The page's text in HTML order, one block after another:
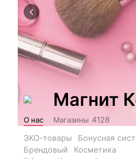
Магнит
О нас Магазины 4128
ЭКО-товары
Бонусная
Брендовый
Косметика